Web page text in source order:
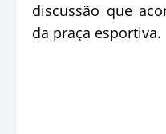
discussão que
da praça esportiva.